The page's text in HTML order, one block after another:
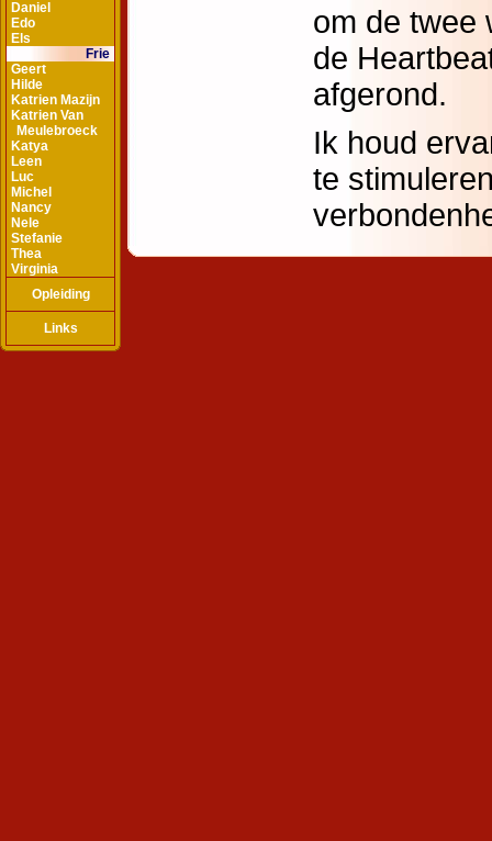
Daniel
Edo
Els
Frie
Geert
Hilde
Katrien Mazijn
Katrien Van
Meulebroeck
Katya
Leen
Luc
Michel
Nancy
Nele
Stefanie
Thea
Virginia
Opleiding
Links